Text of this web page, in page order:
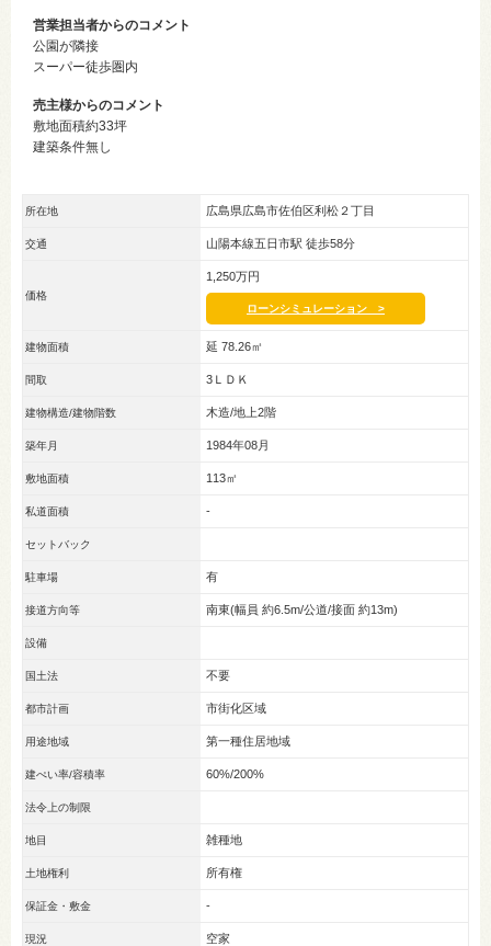
営業担当者からのコメント
公園が隣接
スーパー徒歩圏内
売主様からのコメント
敷地面積約33坪
建築条件無し
所在地 広島県広島市佐伯区利松２丁目
交通 山陽本線五日市駅 徒歩58分
価格
1,250万円
ローンシミュレーション >
建物面積 延 78.26㎡
間取 3ＬＤＫ
建物構造/建物階数 木造/地上2階
築年月 1984年08月
敷地面積 113㎡
私道面積 -
セットバック
駐車場 有
接道方向等 南東(幅員 約6.5m/公道/接面 約13m)
設備
国土法 不要
都市計画 市街化区域
用途地域 第一種住居地域
建ぺい率/容積率 60%/200%
法令上の制限
地目 雑種地
土地権利 所有権
保証金・敷金 -
現況 空家